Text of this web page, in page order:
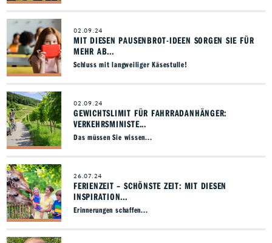
02.09.24
MIT DIESEN PAUSENBROT-IDEEN SORGEN SIE FÜR
MEHR AB...
Schluss mit langweiliger Käsestulle!
02.09.24
GEWICHTSLIMIT FÜR FAHRRADANHÄNGER:
VERKEHRSMINISTE...
Das müssen Sie wissen...
26.07.24
FERIENZEIT – SCHÖNSTE ZEIT: MIT DIESEN
INSPIRATION...
Erinnerungen schaffen...